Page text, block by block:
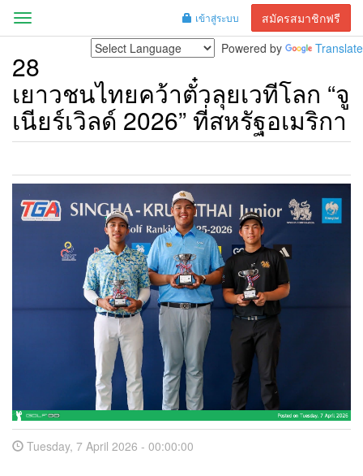
เข้าสู่ระบบ สมัครสมาชิกฟรี
Menu
Powered by
Translate
28
เยาวชนไทยคว้าตั๋วลุยเวทีโลก “จู
เนียร์เวิลด์ 2026” ที่สหรัฐอเมริกา
Tuesday, 7 April 2026 - 00:00:00